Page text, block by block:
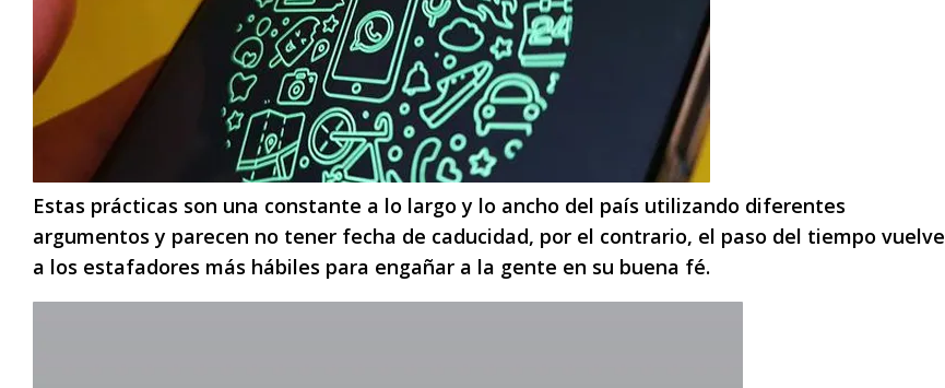
Estas prácticas son una constante a lo largo y lo ancho del país utilizando diferentes
argumentos y parecen no tener fecha de caducidad, por el contrario, el paso del tiempo vuelve
a los estafadores más hábiles para engañar a la gente en su buena fé.